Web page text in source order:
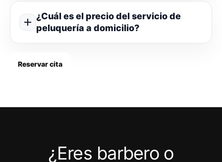
¿Cuál es el precio del servicio de
peluquería a domicilio?
Reservar cita
¿Eres barbero o